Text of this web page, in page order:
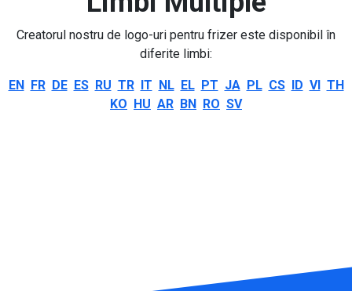
Creatorul nostru de logo-uri pentru frizer este disponibil în
diferite limbi:
EN FR DE ES RU TR IT NL EL PT JA PL CS ID VI TH
KO HU AR BN RO SV